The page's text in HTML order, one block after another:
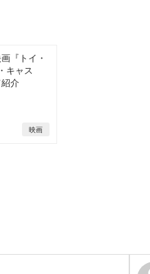
『トイ・
キャス
介
映画